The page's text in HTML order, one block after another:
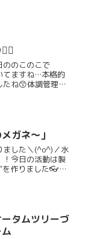
ののこのこで
てますね…本格的
たね😙体調管理し
ガネ～」
ました＼(^o^)／水
！今日の活動は製
を作りました👓️ま
タムツリーづ